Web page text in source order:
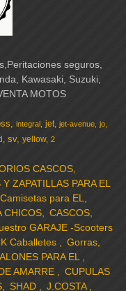
seguros,
Kawasaki, Suzuki,
MOTOS
integral jet jet-avenue jo
sv yellow 2
CASCOS
Y ZAPATILLAS PARA EL
Camisetas para EL
CHICOS
CASCOS
GARAJE -Scooters
Caballetes
Gorras
PARA EL
AMARRE
CUPULAS
SHAD J.COSTA